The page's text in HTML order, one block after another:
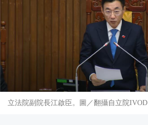
立法院副院長江啟臣。圖／翻攝自立院IVOD